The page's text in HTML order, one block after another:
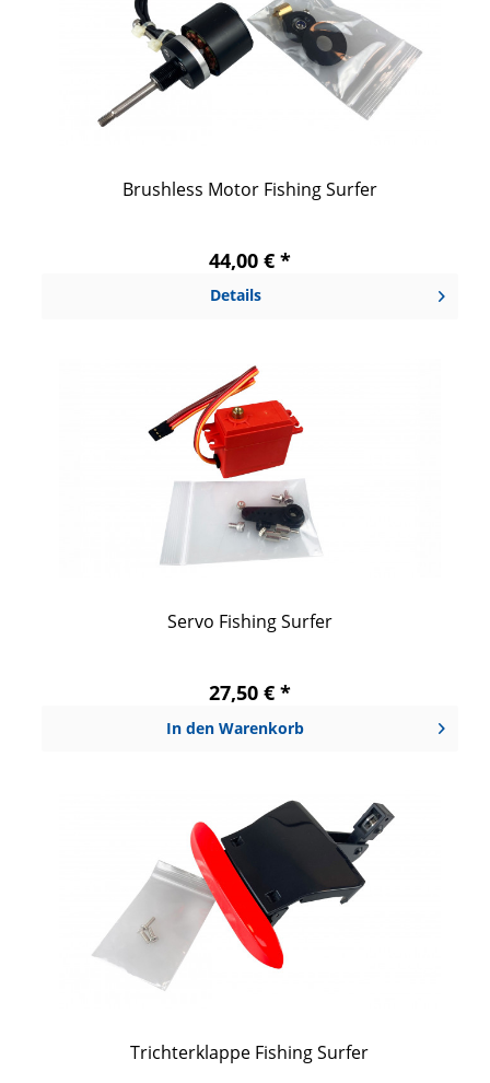
Brushless Motor Fishing Surfer
44,00 € *
Details
Servo Fishing Surfer
27,50 € *
In den Warenkorb
Trichterklappe Fishing Surfer